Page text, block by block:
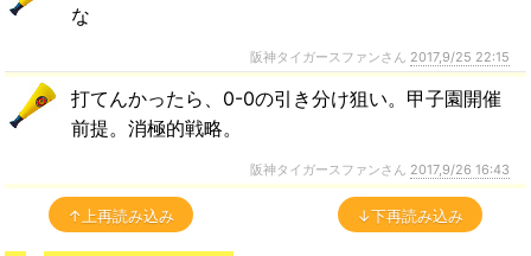
な
阪神タイガースファンさん 2017,9/25 22:15
打てんかったら、0-0の引き分け狙い。甲子園開催
前提。消極的戦略。
阪神タイガースファンさん 2017,9/26 16:43
↑上再読み込み ↓下再読み込み